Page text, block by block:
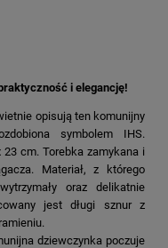
i elegancję!
opisują ten komunijny
symbolem IHS.
cm. Torebka zamykana i
Materiał, z którego
oraz delikatnie
jest długi sznur z
dziewczynka poczuje